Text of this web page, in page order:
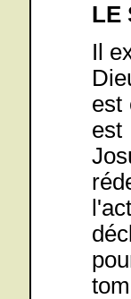
LE
Il
est
est